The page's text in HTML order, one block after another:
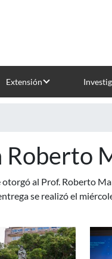
Extensión
Roberto
otorgó al Prof. Roberto
se realizó el